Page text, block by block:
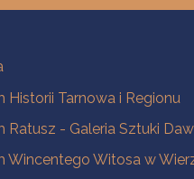
Historii Tarnowa i Regionu
Ratusz - Galeria Sztuki
Wincentego Witosa w